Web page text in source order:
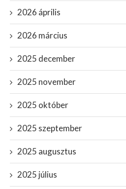
2026 április
2026 március
2025 december
2025 november
2025 október
2025 szeptember
2025 augusztus
2025 július